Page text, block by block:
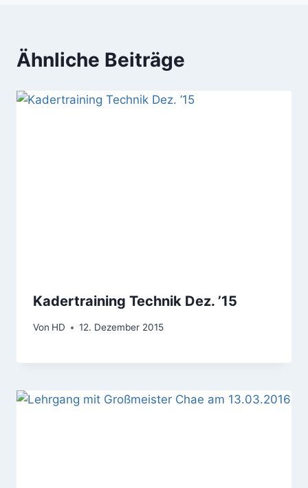
Ähnliche Beiträge
Kadertraining Technik Dez. ’15
Von HD 12. Dezember 2015